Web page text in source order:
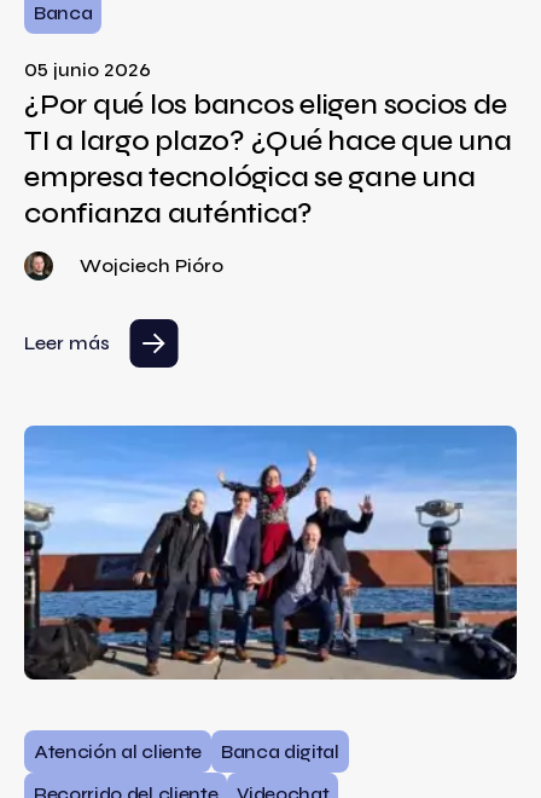
Banca
05 junio 2026
¿Por qué los bancos eligen socios de
TI a largo plazo? ¿Qué hace que una
empresa tecnológica se gane una
confianza auténtica?
Wojciech Pióro
Leer más
Atención al cliente
Banca digital